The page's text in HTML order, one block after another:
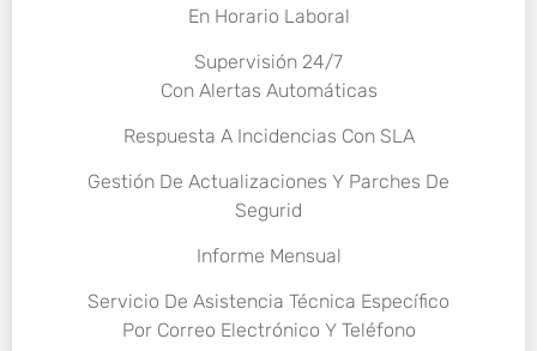
En Horario Laboral
Supervisión 24/7
Con Alertas Automáticas
Respuesta A Incidencias Con SLA
Gestión De Actualizaciones Y Parches De
Segurid
Informe Mensual
Servicio De Asistencia Técnica Específico
Por Correo Electrónico Y Teléfono